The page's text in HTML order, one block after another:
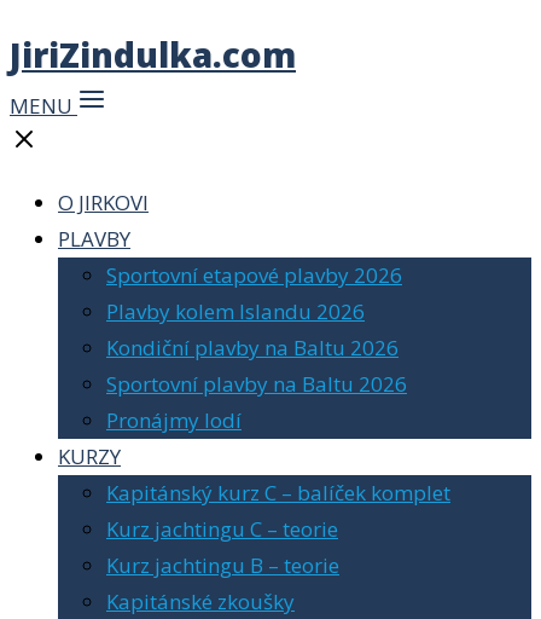
JiriZindulka.com
MENU
O JIRKOVI
PLAVBY
Sportovní etapové plavby 2026
Plavby kolem Islandu 2026
Kondiční plavby na Baltu 2026
Sportovní plavby na Baltu 2026
Pronájmy lodí
KURZY
Kapitánský kurz C – balíček komplet
Kurz jachtingu C – teorie
Kurz jachtingu B – teorie
Kapitánské zkoušky